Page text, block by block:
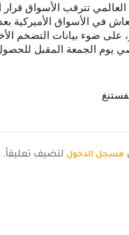
تترقب الأسواق قرار
في الأسواق الأميركية
على ضوء بيانات التضخم
يوم الجمعة المقبل
مسجل الدخول لتضيف تعليقاً.